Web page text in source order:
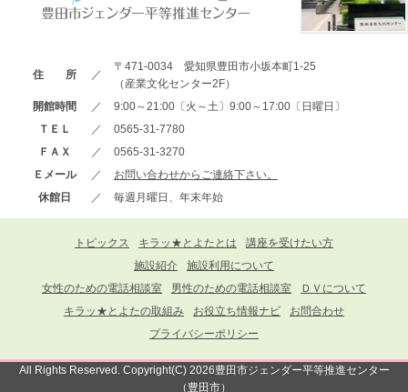
住 所 ／
〒471-0034 愛知県豊田市小坂本町1-25
（産業文化センター2F）
開館時間
／
9:00～21:00〔火～土〕9:00～17:00〔日曜日〕
ＴＥＬ
／
0565-31-7780
ＦＡＸ
／
0565-31-3270
Ｅメール
／
お問い合わせからご連絡下さい。
休館日
／ 毎週月曜日、年末年始
トピックス キラッ★とよたとは
講座を受けたい方
施設紹介
施設利用について
女性のための電話相談室
男性のための電話相談室
ＤＶについて
キラッ★とよたの取組み
お役立ち情報ナビ
お問合わせ
プライバシーポリシー
All Rights Reserved. Copyright(C) 2026豊田市ジェンダー平等推進センター
（豊田市）